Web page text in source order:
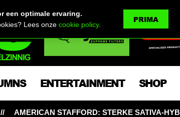
ENTERTAINMENT SHOP
HYBRIDE BIJT VAN ZICH AF MET 25% THC
een optimale ervaring.
Lees onzecookie policy.
PRIMA